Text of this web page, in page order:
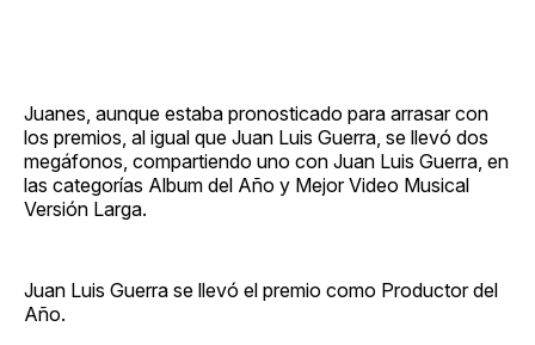
Juanes, aunque estaba pronosticado para arrasar con
los premios, al igual que Juan Luis Guerra, se llevó dos
megáfonos, compartiendo uno con Juan Luis Guerra, en
las categorías Album del Año y Mejor Video Musical
Versión Larga.
Juan Luis Guerra se llevó el premio como Productor del
Año.